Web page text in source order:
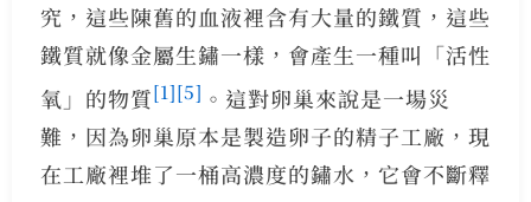
究，這些陳舊的血液裡含有大量的鐵質，這些
鐵質就像金屬生鏽一樣，會產生一種叫「活性
氧」的物質[1][5] 。這對卵巢來說是一場災
難，因為卵巢原本是製造卵子的精子工廠，現
在工廠裡堆了一桶高濃度的鏽水，它會不斷釋